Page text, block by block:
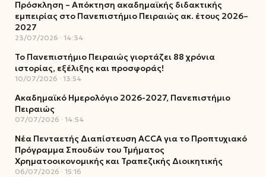
Πρόσκληση – Απόκτηση ακαδημαϊκής διδακτικής
εμπειρίας στο Πανεπιστήμιο Πειραιώς ακ. έτους 2026–
2027
23/07/2026 14:34
Το Πανεπιστήμιο Πειραιώς γιορτάζει 88 χρόνια
ιστορίας, εξέλιξης και προσφοράς!
10/07/2026 13:54
Ακαδημαϊκό Ημερολόγιο 2026-2027, Πανεπιστήμιο
Πειραιώς
07/07/2026 14:54
Νέα Πενταετής Διαπίστευση ACCA για το Προπτυχιακό
Πρόγραμμα Σπουδών του Τμήματος
Χρηματοοικονομικής και Τραπεζικής Διοικητικής
06/07/2026 15:16